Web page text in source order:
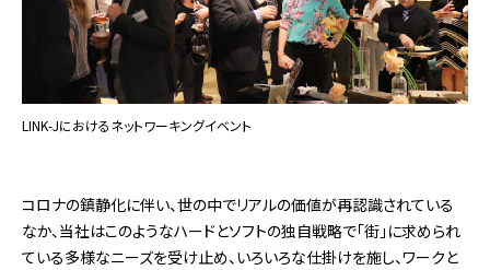
LINK-Jにおけるネットワーキングイベント
コロナの鎮静化に伴い、世の中でリアルの価値が再認識されている
なか、当社はこのようなハードとソフトの独自戦略で「街」に求められ
ている多様なニーズを受け止め、いろいろな仕掛けを施し、ワークと